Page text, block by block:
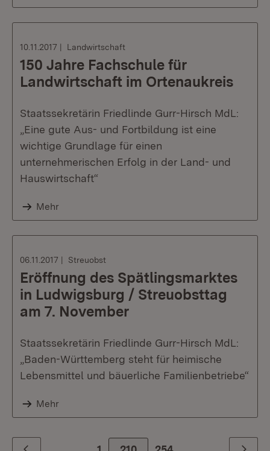
10.11.2017 Landwirtschaft
150 Jahre Fachschule für
Landwirtschaft im Ortenaukreis
Staatssekretärin Friedlinde Gurr-Hirsch MdL:
„Eine gute Aus- und Fortbildung ist eine
wichtige Grundlage für einen
unternehmerischen Erfolg in der Land- und
Hauswirtschaft“
Mehr
06.11.2017 Streuobst
Eröffnung des Spätlingsmarktes
in Ludwigsburg / Streuobsttag
am 7. November
Staatssekretärin Friedlinde Gurr-Hirsch MdL:
„Baden-Württemberg steht für heimische
Lebensmittel und bäuerliche Familienbetriebe“
Mehr